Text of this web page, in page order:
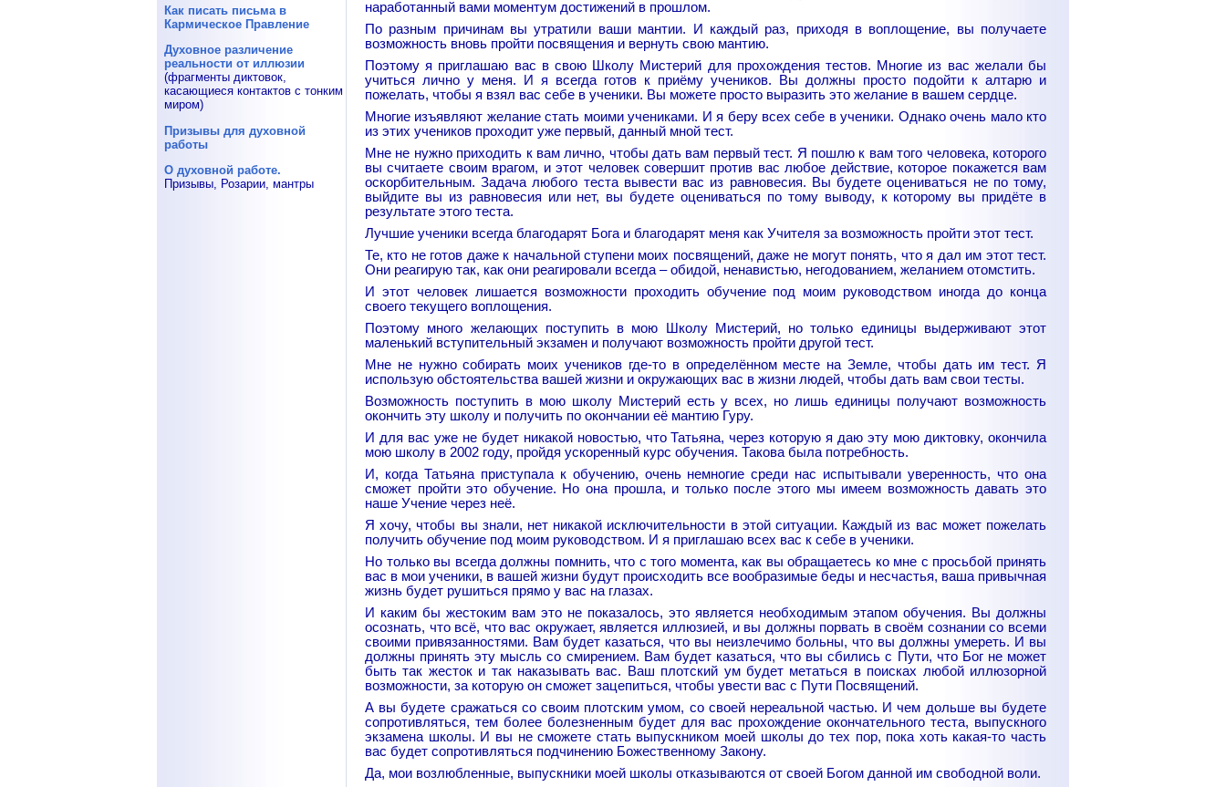
Как писать письма в
Кармическое Правление
Духовное различение
реальности от иллюзии
(фрагменты диктовок,
касающиеся контактов с тонким
миром)
Призывы для духовной
работы
О духовной работе.
Призывы, Розарии, мантры
наработанный вами моментум достижений в прошлом.
По разным причинам вы утратили ваши мантии. И каждый раз, приходя в воплощение, вы получаете
возможность вновь пройти посвящения и вернуть свою мантию.
Поэтому я приглашаю вас в свою Школу Мистерий для прохождения тестов. Многие из вас желали бы
учиться лично у меня. И я всегда готов к приёму учеников. Вы должны просто подойти к алтарю и
пожелать, чтобы я взял вас себе в ученики. Вы можете просто выразить это желание в вашем сердце.
Многие изъявляют желание стать моими учениками. И я беру всех себе в ученики. Однако очень мало кто
из этих учеников проходит уже первый, данный мной тест.
Мне не нужно приходить к вам лично, чтобы дать вам первый тест. Я пошлю к вам того человека, которого
вы считаете своим врагом, и этот человек совершит против вас любое действие, которое покажется вам
оскорбительным. Задача любого теста вывести вас из равновесия. Вы будете оцениваться не по тому,
выйдите вы из равновесия или нет, вы будете оцениваться по тому выводу, к которому вы придёте в
результате этого теста.
Лучшие ученики всегда благодарят Бога и благодарят меня как Учителя за возможность пройти этот тест.
Те, кто не готов даже к начальной ступени моих посвящений, даже не могут понять, что я дал им этот тест.
Они реагирую так, как они реагировали всегда – обидой, ненавистью, негодованием, желанием отомстить.
И этот человек лишается возможности проходить обучение под моим руководством иногда до конца
своего текущего воплощения.
Поэтому много желающих поступить в мою Школу Мистерий, но только единицы выдерживают этот
маленький вступительный экзамен и получают возможность пройти другой тест.
Мне не нужно собирать моих учеников где-то в определённом месте на Земле, чтобы дать им тест. Я
использую обстоятельства вашей жизни и окружающих вас в жизни людей, чтобы дать вам свои тесты.
Возможность поступить в мою школу Мистерий есть у всех, но лишь единицы получают возможность
окончить эту школу и получить по окончании её мантию Гуру.
И для вас уже не будет никакой новостью, что Татьяна, через которую я даю эту мою диктовку, окончила
мою школу в 2002 году, пройдя ускоренный курс обучения. Такова была потребность.
И, когда Татьяна приступала к обучению, очень немногие среди нас испытывали уверенность, что она
сможет пройти это обучение. Но она прошла, и только после этого мы имеем возможность давать это
наше Учение через неё.
Я хочу, чтобы вы знали, нет никакой исключительности в этой ситуации. Каждый из вас может пожелать
получить обучение под моим руководством. И я приглашаю всех вас к себе в ученики.
Но только вы всегда должны помнить, что с того момента, как вы обращаетесь ко мне с просьбой принять
вас в мои ученики, в вашей жизни будут происходить все вообразимые беды и несчастья, ваша привычная
жизнь будет рушиться прямо у вас на глазах.
И каким бы жестоким вам это не показалось, это является необходимым этапом обучения. Вы должны
осознать, что всё, что вас окружает, является иллюзией, и вы должны порвать в своём сознании со всеми
своими привязанностями. Вам будет казаться, что вы неизлечимо больны, что вы должны умереть. И вы
должны принять эту мысль со смирением. Вам будет казаться, что вы сбились с Пути, что Бог не может
быть так жесток и так наказывать вас. Ваш плотский ум будет метаться в поисках любой иллюзорной
возможности, за которую он сможет зацепиться, чтобы увести вас с Пути Посвящений.
А вы будете сражаться со своим плотским умом, со своей нереальной частью. И чем дольше вы будете
сопротивляться, тем более болезненным будет для вас прохождение окончательного теста, выпускного
экзамена школы. И вы не сможете стать выпускником моей школы до тех пор, пока хоть какая-то часть
вас будет сопротивляться подчинению Божественному Закону.
Да, мои возлюбленные, выпускники моей школы отказываются от своей Богом данной им свободной воли.